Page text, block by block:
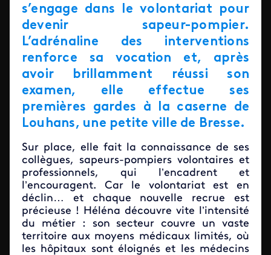
s’engage dans le volontariat pour
devenir sapeur-pompier.
L’adrénaline des interventions
renforce sa vocation et, après
avoir brillamment réussi son
examen, elle effectue ses
premières gardes à la caserne de
Louhans, une petite ville de Bresse.
Sur place, elle fait la connaissance de ses
collègues, sapeurs-pompiers volontaires et
professionnels, qui l’encadrent et
l’encouragent. Car le volontariat est en
déclin… et chaque nouvelle recrue est
précieuse ! Héléna découvre vite l’intensité
du métier : son secteur couvre un vaste
territoire aux moyens médicaux limités, où
les hôpitaux sont éloignés et les médecins